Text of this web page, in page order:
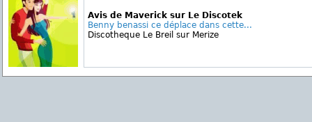
Avis de Maverick sur Le Discotek
Benny benassi ce déplace dans cette...
Discotheque Le Breil sur Merize